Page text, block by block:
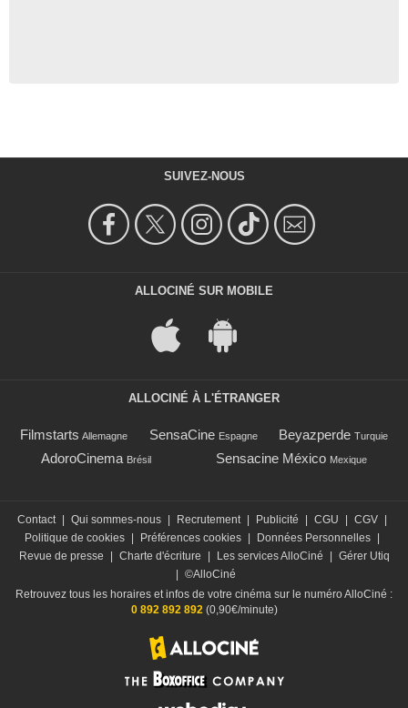
SUIVEZ-NOUS
ALLOCINÉ SUR MOBILE
ALLOCINÉ À L'ÉTRANGER
Filmstarts Allemagne SensaCine Espagne Beyazperde Turquie
AdoroCinema Brésil Sensacine México Mexique
Contact Qui sommes-nous Recrutement Publicité CGU CGV
Politique de cookies
Préférences cookies Données Personnelles
Revue de presse
Charte d'écriture Les services AlloCiné
Gérer Utiq
©AlloCiné
Retrouvez tous les horaires et infos de votre cinéma sur le numéro AlloCiné :
0 892 892 892(0,90€/minute)